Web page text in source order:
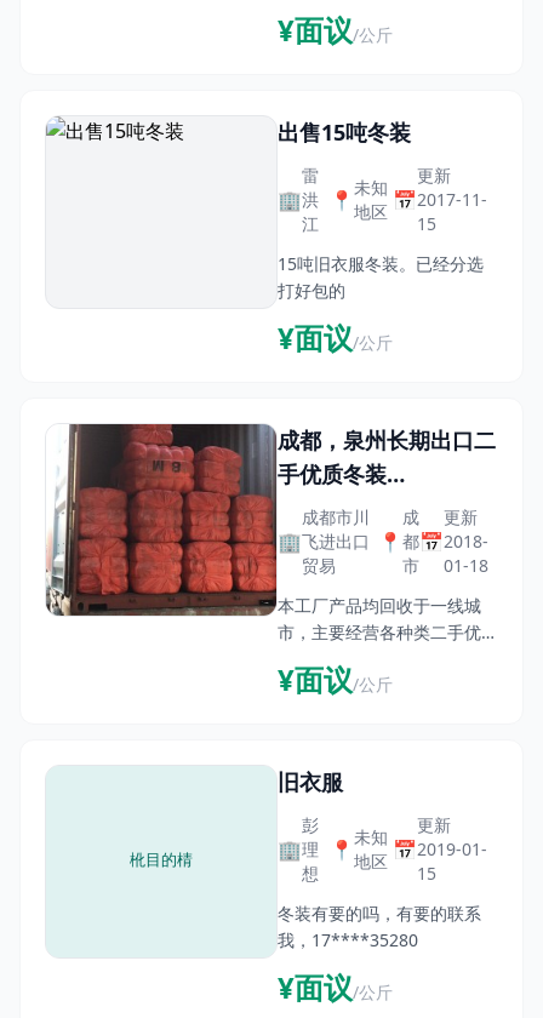
¥面议/公斤
出售15吨冬装
🏢
雷
洪
江
📍 未知
地区 📅
更新
2017-11-
15
15吨旧衣服冬装。已经分选
打好包的
¥面议/公斤
成都，泉州长期出口二
手优质冬装
（Chengdu,
Quanzhou long-
term exports of
high-quality second-
hand clothing）
🏢
成都市川
飞进出口
贸易
📍
成
都
市
📅
更新
2018-
01-18
本工厂产品均回收于一线城
市，主要经营各种类二手优质
冬装，款式新颖，热销好卖，
质量可靠。可长期大量稳定出
类，打包，月出货量可稳定达
到
¥面议/公斤
旧衣服
🏢
彭
理
想
📍 未知
地区 📅
更新
2019-01-
15
冬装有要的吗，有要的联系
我，17****35280
¥面议/公斤